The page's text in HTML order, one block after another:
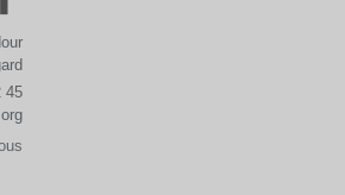
45